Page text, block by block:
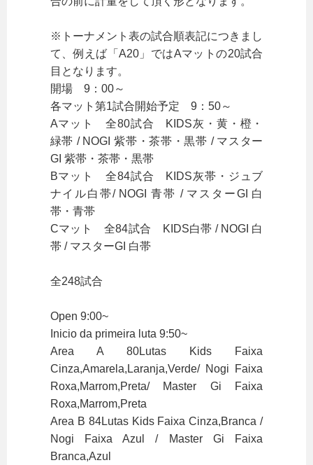
※トーナメント表の試合順表記につきまし
て、例えば「A20」ではAマットの20試合
目となります。
開場 9：00～
各マット第1試合開始予定 9：50～
Aマット 全80試合 KIDS灰・黄・橙・
緑帯 / NOGI 紫帯・茶帯・黒帯 / マスター
GI 紫帯・茶帯・黒帯
Bマット 全84試合 KIDS灰帯・ジュブ
ナイル白帯/ NOGI 青帯 / マスターGI 白
帯・青帯
Cマット 全84試合 KIDS白帯 / NOGI 白
帯 / マスターGI 白帯
全248試合
Open 9:00~
Inicio da primeira luta 9:50~
Area A 80Lutas Kids Faixa
Cinza,Amarela,Laranja,Verde/ Nogi Faixa
Roxa,Marrom,Preta/ Master Gi Faixa
Roxa,Marrom,Preta
Area B 84Lutas Kids Faixa Cinza,Branca /
Nogi Faixa Azul / Master Gi Faixa
Branca,Azul